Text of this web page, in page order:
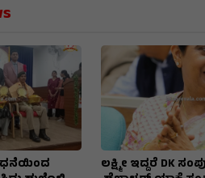
ಲಕ್ಷ್ಮೀ ಇದ್ದರೆ DK